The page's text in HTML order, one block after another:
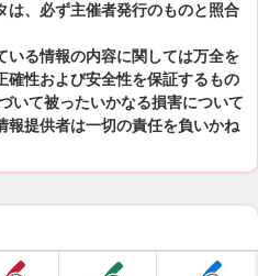
は、必ず主催者発行のものと照合
いる情報の内容に関しては万全を
確性および安全性を保証するもの
いて被ったいかなる損害について
報提供者は一切の責任を負いかね